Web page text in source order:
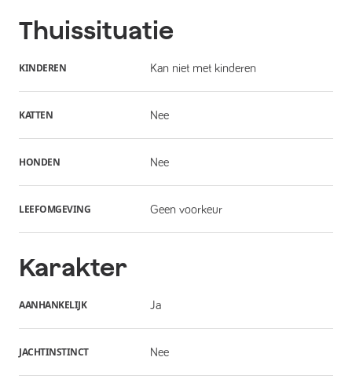
Thuissituatie
KINDEREN Kan niet met kinderen
KATTEN Nee
HONDEN Nee
LEEFOMGEVING Geen voorkeur
Karakter
AANHANKELIJK Ja
JACHTINSTINCT Nee